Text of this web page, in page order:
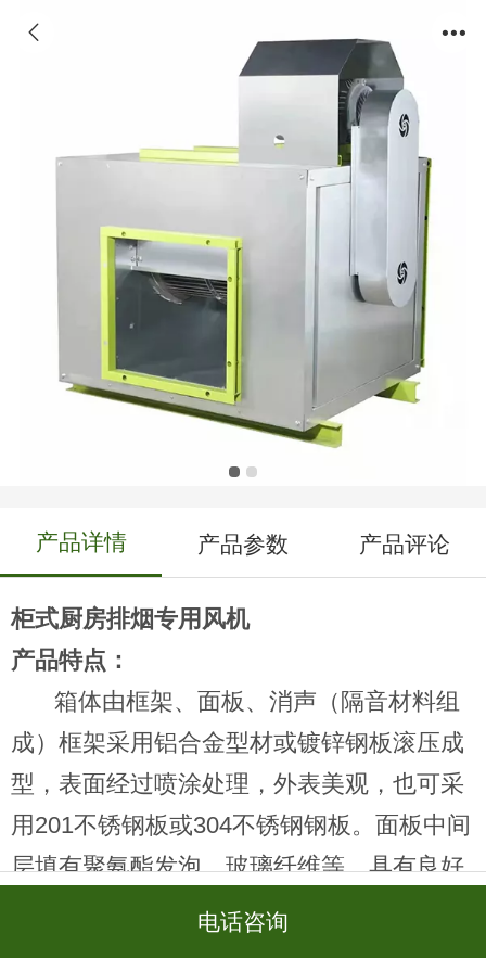
产品详情 产品参数 产品评论
柜式厨房排烟专用风机
产品特点：
箱体由框架、面板、消声（隔音材料组
成）框架采用铝合金型材或镀锌钢板滚压成
型， 表面经过喷涂处理，外表美观， 也可采
用201不锈钢板或304不锈钢钢板。面板中间
层填有聚氨酯发泡，玻璃纤维等，具有良好
的消声和隔音性能。根据安装位置不同，可
电话咨询